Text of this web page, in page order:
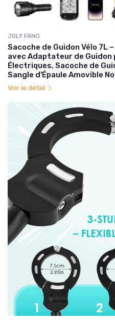
JOLY FANG
Sacoche de Guidon Vélo 7L
avec Adaptateur de Guidon
Électriques, Sacoche de
Sangle d'Épaule Amovible
Voir le détail